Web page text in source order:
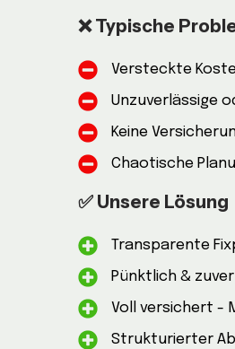
❌ Typische
Versteckte
Unzuverlässige
Keine
Chaotische
✅ Unsere Lösung
Transparente
Pünktlich &
Voll versichert -
Strukturierter